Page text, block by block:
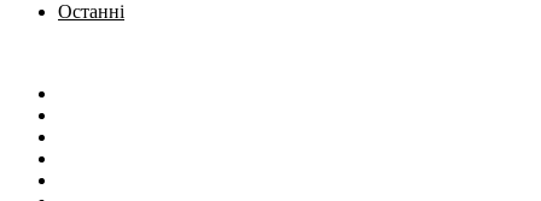
Останні